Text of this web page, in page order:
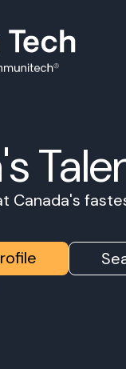
Canada's